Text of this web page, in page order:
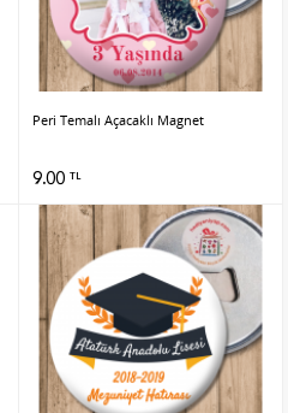
Peri Temalı Açacaklı Magnet
9.00 TL